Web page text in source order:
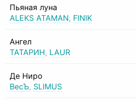
Пьяная луна
ALEKS ATAMAN, FINIK
Ангел
ТАТАРИН, LAUR
Де Ниро
ВесЪ, SLIMUS